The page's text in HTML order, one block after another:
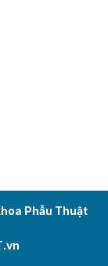
Phẫu Thuật